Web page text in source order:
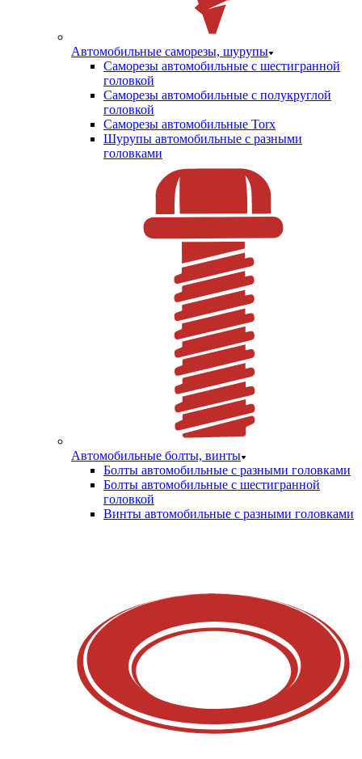
Автомобильные саморезы, шурупы
Саморезы автомобильные с шестигранной
головкой
Саморезы автомобильные с полукруглой
головкой
Саморезы автомобильные Torx
Шурупы автомобильные с разными
головками
Автомобильные болты, винты
Болты автомобильные с разными головками
Болты автомобильные с шестигранной
головкой
Винты автомобильные с разными головками